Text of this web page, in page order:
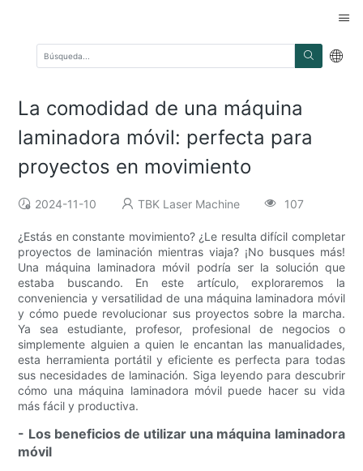
La comodidad de una máquina
laminadora móvil: perfecta para
proyectos en movimiento
2024-11-10 TBK Laser Machine 107
¿Estás en constante movimiento? ¿Le resulta difícil completar
proyectos de laminación mientras viaja? ¡No busques más!
Una máquina laminadora móvil podría ser la solución que
estaba buscando. En este artículo, exploraremos la
conveniencia y versatilidad de una máquina laminadora móvil
y cómo puede revolucionar sus proyectos sobre la marcha.
Ya sea estudiante, profesor, profesional de negocios o
simplemente alguien a quien le encantan las manualidades,
esta herramienta portátil y eficiente es perfecta para todas
sus necesidades de laminación. Siga leyendo para descubrir
cómo una máquina laminadora móvil puede hacer su vida
más fácil y productiva.
- Los beneficios de utilizar una máquina laminadora
móvil